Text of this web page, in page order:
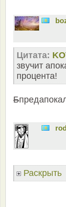
Цитата:
звучит
процента!
Б
Раскрыть